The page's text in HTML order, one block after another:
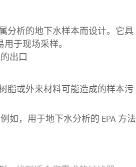
分析的地下水样本而设计。它具
于现场采样。
出口
脂或外来材料可能造成的样本污
如，用于地下水分析的 EPA 方法